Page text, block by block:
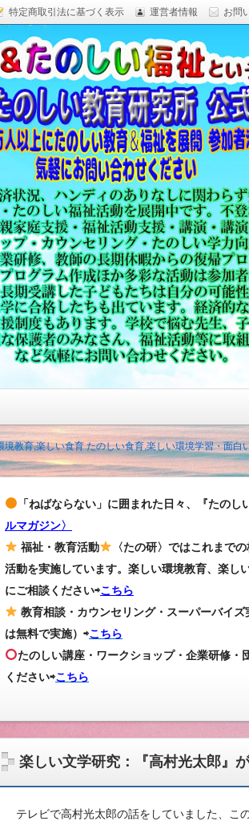
特定商取引法に基づく表示 運営者情報 お問
）公式サイト
自由研究,楽しい福祉活動,楽しい授業がした
日本一,Research Institute Delightful
動機づけ,沖縄 学力問題,教材 ネタ,授業ネタ
educationes,グッジョブ,カリスマ教師,
,仮説実験授業,たのしい講演,楽しい講演,
さ・学力」を,自由研究,いっきゅう先生,い
縄 学力問題,授業名人,RIDE,PEALカウンセ
修,板倉聖宣,ＬＥＡＰカウンセリング
聞かせ,授業ネタ,授業アイディア,教育をた
こと本来のたのしさと賢さを沖縄から世界
評価,仮説実験授,楽しい学力向上,たのしい
教育,楽しい食育 たのしい食育,楽しい環境学習・面白
「ねばならない」に囲まれた日々、『たの
ルマガジン〉
福祉・教育活動
〈たの研〉ではこれまで
活動を実施しています。楽しい環境教育、楽し
にご相談ください⇨こちら
教育相談・カウンセリング・スーパーバイ
は無料で実施）⇨こちら
たのしい講座・ワークショップ・企業研修
ください⇨こちら
楽しい文学研究：『高村光太郎』
テレビで高村光太郎の話をしていました、こ